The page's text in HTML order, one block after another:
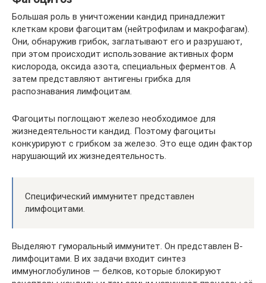
Большая роль в уничтожении кандид принадлежит
клеткам крови фагоцитам (нейтрофилам и макрофагам).
Они, обнаружив грибок, заглатывают его и разрушают,
при этом происходит использование активных форм
кислорода, оксида азота, специальных ферментов. А
затем представляют антигены грибка для
распознавания лимфоцитам.
Фагоциты поглощают железо необходимое для
жизнедеятельности кандид. Поэтому фагоциты
конкурируют с грибком за железо. Это еще один фактор
нарушающий их жизнедеятельность.
Специфический иммунитет представлен
лимфоцитами.
Выделяют гуморальный иммунитет. Он представлен В-
лимфоцитами. В их задачи входит синтез
иммуноглобулинов — белков, которые блокируют